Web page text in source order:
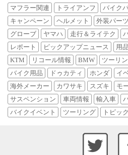
マフラー関連 トライアンフ バイク
キャンペーン
ヘルメット 外装パーツ
グローブ
ヤマハ 走行＆ライテク
レポート
ピックアップニュース 用
KTM
リコール情報 BMW ツーリ
バイク用品
ドゥカティ ホンダ イ
海外メーカー
カワサキ スズキ
モ
サスペンション
車両情報 輸入車
バイクイベント
ツーリング トピッ